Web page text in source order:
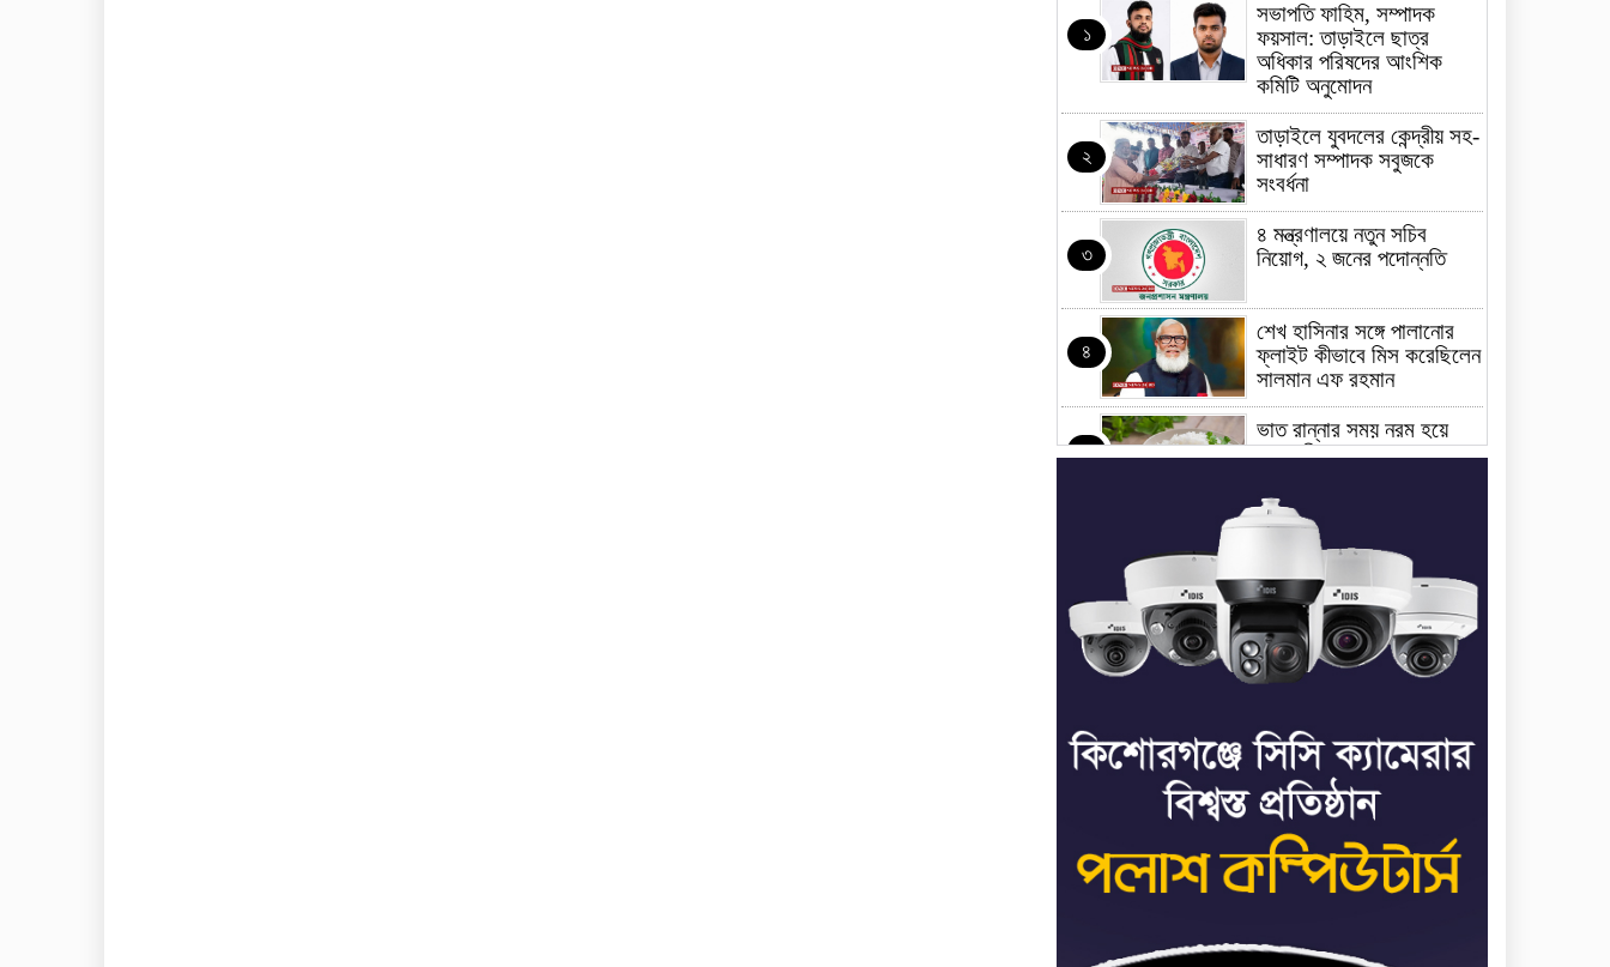
১
সভাপতি ফাহিম, সম্পাদক
ফয়সাল: তাড়াইলে ছাত্র
অধিকার পরিষদের আংশিক
কমিটি অনুমোদন
২
তাড়াইলে যুবদলের কেন্দ্রীয় সহ-
সাধারণ সম্পাদক সবুজকে
সংবর্ধনা
৩
৪ মন্ত্রণালয়ে নতুন সচিব
নিয়োগ, ২ জনের পদোন্নতি
৪
শেখ হাসিনার সঙ্গে পালানোর
ফ্লাইট কীভাবে মিস করেছিলেন
সালমান এফ রহমান
৫
ভাত রান্নার সময় নরম হয়ে
গেলে কী করবেন
মৃত্যুদণ্ড বাদ না দেওয়ায়
প্রত্যক্ষদর্শীদের তথ্য দেয়নি
জাতিসংঘ: ট্রাইব্যুনালকে
প্রসিকিউটর
৭
তাড়াইলে রাউতি মানবসেবা
ফাউন্ডেশনের আয়োজনে কাফন-
৪ বিভাগে অতি ভারি বৃষ্টির
সতর্কবার্তা
৯
রাষ্ট্রপতি নির্বাচনের ভোটার
তালিকা পেল ইসি